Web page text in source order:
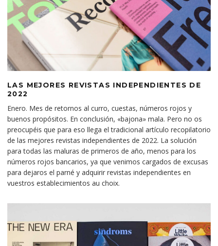
LAS MEJORES REVISTAS INDEPENDIENTES DE
2022
Enero. Mes de retornos al curro, cuestas, números rojos y
buenos propósitos. En conclusión, «bajona» mala. Pero no os
preocupéis que para eso llega el tradicional artículo recopilatorio
de las mejores revistas independientes de 2022. La solución
para todas las maluras de primeros de año, menos para los
números rojos bancarios, ya que venimos cargados de excusas
para dejaros el parné y adquirir revistas independientes en
vuestros establecimientos au choix.